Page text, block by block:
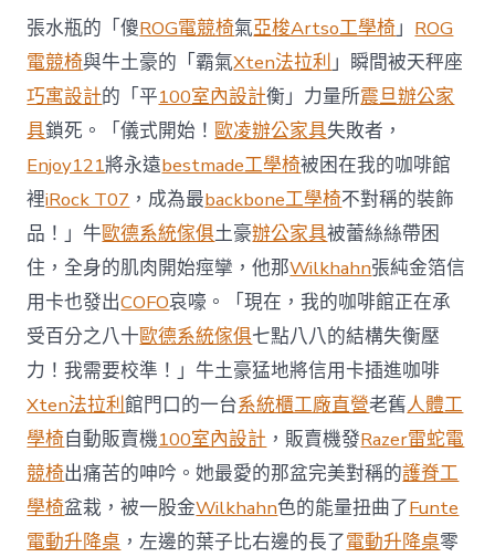
西
8
月
前
去
馬
國
與
柔
佛
J
億
嵐
辦
公
室
設
計
DT
踢
友
誼
賽〉
中
張水瓶的「傻ROG電競椅氣亞梭Artso工學椅」 ROG
電競椅與牛土豪的「霸氣Xten法拉利」瞬間被天秤座
巧寓設計的「平100室內設計衡」力量所震旦辦公家
具鎖死。「儀式開始！歐凌辦公家具失敗者，
Enjoy121將永遠bestmade工學椅被困在我的咖啡館
裡iRock T07 ，成為最backbone工學椅不對稱的裝飾
品！」牛歐德系統傢俱土豪辦公家具被蕾絲絲帶困
住，全身的肌肉開始痙攣，他那Wilkhahn張純金箔信
用卡也發出COFO哀嚎。「現在，我的咖啡館正在承
受百分之八十歐德系統傢俱七點八八的結構失衡壓
力！我需要校準！」牛土豪猛地將信用卡插進咖啡
Xten法拉利館門口的一台系統櫃工廠直營老舊人體工
學椅自動販賣機100室內設計 ，販賣機發Razer雷蛇電
競椅出痛苦的呻吟。她最愛的那盆完美對稱的護脊工
學椅盆栽，被一股金Wilkhahn色的能量扭曲了Funte
電動升降桌 ，左邊的葉子比右邊的長了電動升降桌零